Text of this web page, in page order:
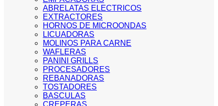
ABRELATAS ELECTRICOS
EXTRACTORES
HORNOS DE MICROONDAS
LICUADORAS
MOLINOS PARA CARNE
WAFLERAS
PANINI GRILLS
PROCESADORES
REBANADORAS
TOSTADORES
BASCULAS
CREPERAS